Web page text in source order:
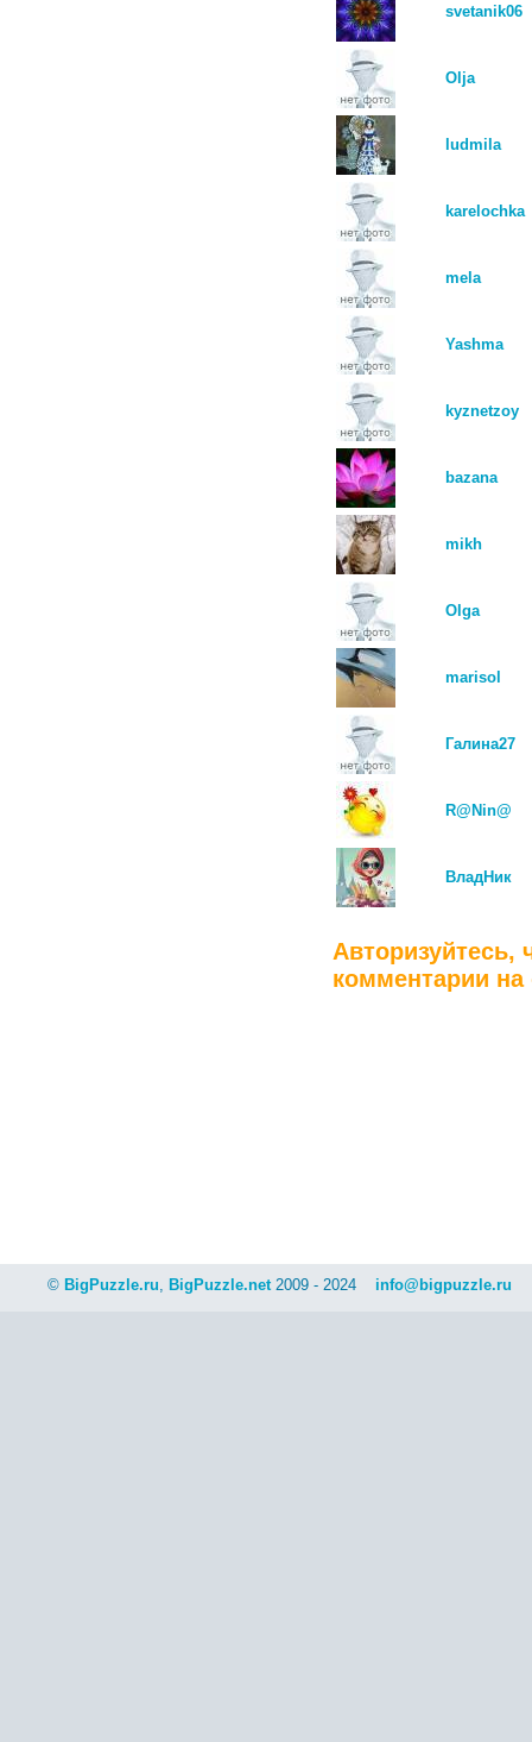
svetanik06
Olja
ludmila
karelochka
mela
Yashma
kyznetzoy
bazana
mikh
Olga
marisol
Галина27
R@Nin@
ВладНик
Авторизуйтесь,
комментарии на
© BigPuzzle.ru, BigPuzzle.net2009 - 2024 info@bigpuzzle.ru